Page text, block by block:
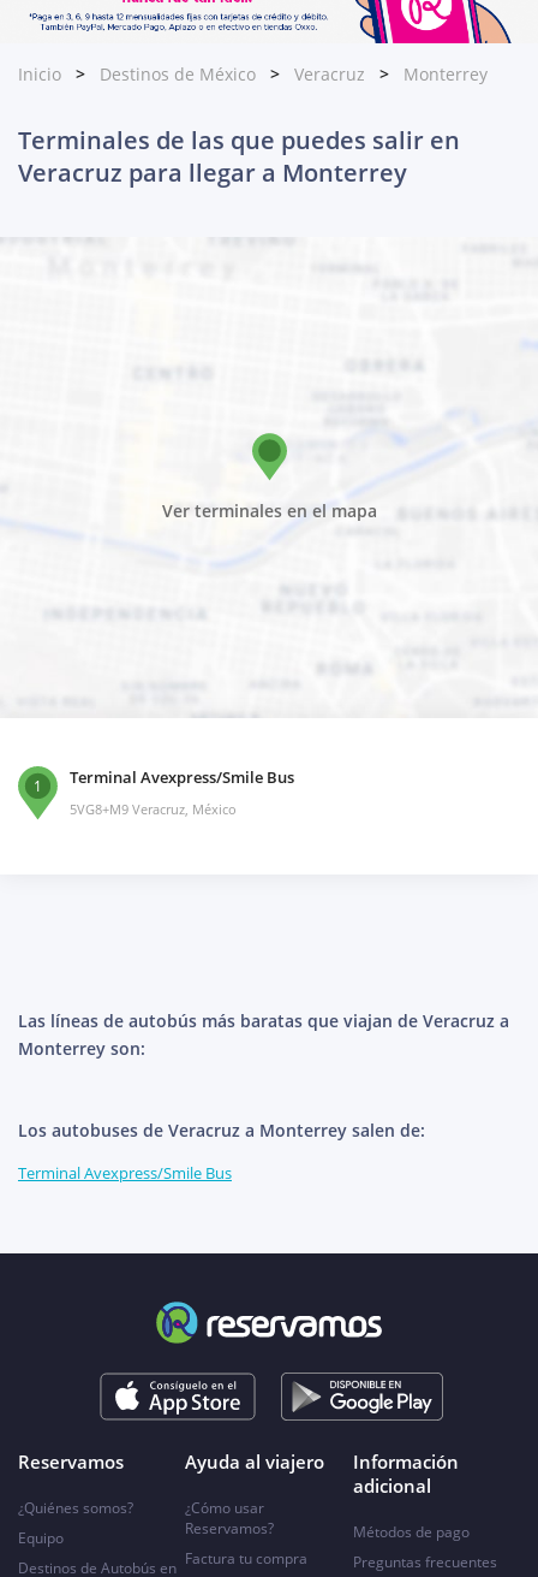
Inicio Destinos de México Veracruz Monterrey
Terminales de las que puedes salir en
Veracruz para llegar a Monterrey
Ver terminales en el mapa
1 Terminal Avexpress/Smile Bus
5VG8+M9 Veracruz, México
Las líneas de autobús más baratas que viajan de Veracruz a
Monterrey son:
Los autobuses de Veracruz a Monterrey salen de:
Terminal Avexpress/Smile Bus
Reservamos
¿Quiénes somos?
Equipo
Destinos de Autobús en
Ayuda al viajero
¿Cómo usar
Reservamos?
Factura tu compra
Información
adicional
Métodos de pago
Preguntas frecuentes